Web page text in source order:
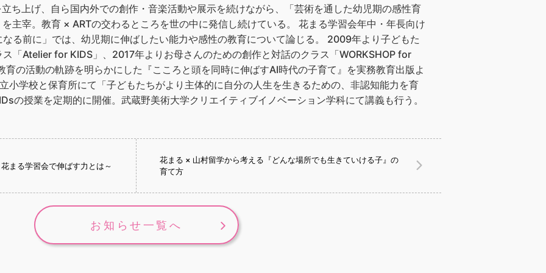
ち上げ、自ら国内外での創作・音楽活動や展示を続けながら、「芸術を通した幼児期の感性育
主宰。教育 × ARTの交わるところを世の中に発信し続けている。 花まる学習会年中・年長向け
る前に」では、幼児期に伸ばしたい能力や感性の教育について論じる。 2009年より子どもた
「Atelier for KIDS」、2017年よりお母さんのための創作と対話のクラス「WORKSHOP for
の活動の軌跡を明らかにした『こころと頭を同時に伸ばすAI時代の子育て』を実務教育出版よ
小学校と保育所にて「子どもたちがより主体的に自分の人生を生きるための、非認知能力を育
の授業を定期的に開催。武蔵野美術大学クリエイティブイノベーション学科にて講義も行う。
まる学習会で伸ばす力とは～
花まる × 山村留学から考える『どんな場所でも生きていける子』の
育て方
お知らせ一覧へ